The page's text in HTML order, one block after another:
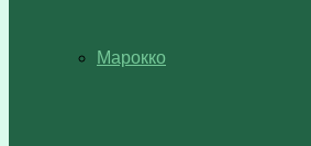
Марокко